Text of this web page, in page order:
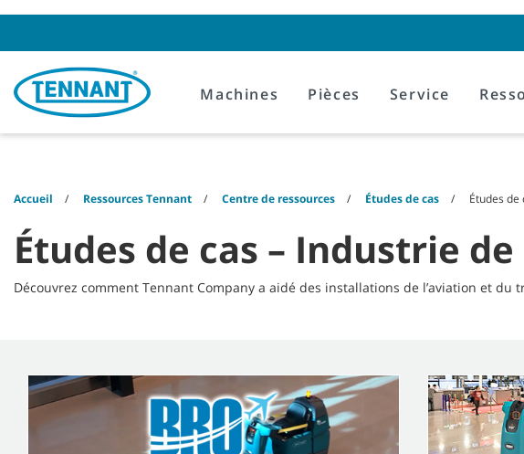
Machines Pièces Service
Accueil Ressources Tennant Centre de ressources Études de cas Études de
Études de cas – Industrie
Découvrez comment Tennant Company a aidé des installations de l’aviation et